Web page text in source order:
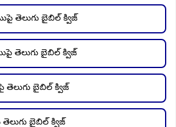
తెలుగు బైబిల్ క్విజ్
తెలుగు బైబిల్ క్విజ్
తెలుగు బైబిల్ క్విజ్
తెలుగు బైబిల్ క్విజ్